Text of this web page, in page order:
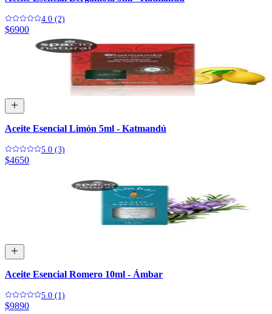
4.0 (2)
$6900
Aceite Esencial Limón 5ml - Katmandú
5.0 (3)
$4650
Aceite Esencial Romero 10ml - Ámbar
5.0 (1)
$9890